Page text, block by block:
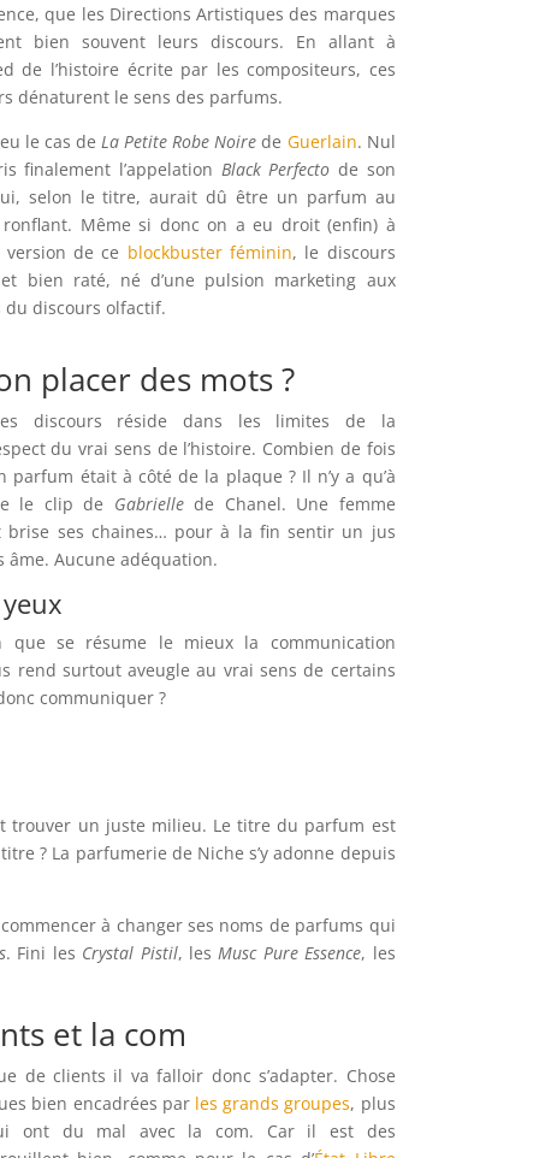
que les Directions Artistiques des marques
bien souvent leurs discours. En allant à
de l’histoire écrite par les compositeurs, ces
dénaturent le sens des parfums.
le cas deLa Petite Robe Noirede Guerlain. Nul
finalement l’appelation Black Perfecto de son
selon le titre, aurait dû être un parfum au
Même si donc on a eu droit (enfin) à
de ce blockbuster féminin, le discours
bien raté, né d’une pulsion marketing aux
du discours olfactif.
placer des mots ?
discours réside dans les limites de la
du vrai sens de l’histoire. Combien de fois
parfum était à côté de la plaque ? Il n’y a qu’à
le clip de Gabriellede Chanel. Une femme
brise ses chaines… pour à la fin sentir un jus
âme. Aucune adéquation.
que se résume le mieux la communication
rend surtout aveugle au vrai sens de certains
communiquer ?
trouver un juste milieu. Le titre du parfum est
? La parfumerie de Niche s’y adonne depuis
à changer ses noms de parfums qui
. Fini les Crystal Pistil, lesMusc Pure Essence, les
et la com
de clients il va falloir donc s’adapter. Chose
bien encadrées par les grands groupes, plus
ont du mal avec la com. Car il est des